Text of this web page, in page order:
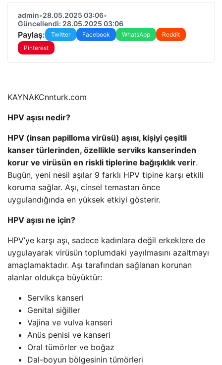
admin•28.05.2025 03:06•
Güncellendi: 28.05.2025 03:06
Paylaş: Twitter Facebook WhatsApp
Reddit
Pinterest
KAYNAKCnnturk.com
HPV aşısı nedir?
HPV (insan papilloma virüsü) aşısı, kişiyi çeşitli
kanser türlerinden, özellikle serviks kanserinden
korur ve virüsün en riskli tiplerine bağışıklık verir.
Bugün, yeni nesil aşılar 9 farklı HPV tipine karşı etkili
koruma sağlar. Aşı, cinsel temastan önce
uygulandığında en yüksek etkiyi gösterir.
HPV aşısı ne için?
HPV’ye karşı aşı, sadece kadınlara değil erkeklere de
uygulayarak virüsün toplumdaki yayılmasını azaltmayı
amaçlamaktadır. Aşı tarafından sağlanan korunan
alanlar oldukça büyüktür:
Serviks kanseri
Genital siğiller
Vajina ve vulva kanseri
Anüs penisi ve kanseri
Oral tümörler ve boğaz
Dal-boyun bölgesinin tümörleri